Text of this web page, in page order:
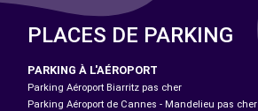
PLACES DE PARKING
PARKING À L'AÉROPORT
Parking Aéroport Biarritz pas cher
Parking Aéroport de Cannes - Mandelieu pas cher